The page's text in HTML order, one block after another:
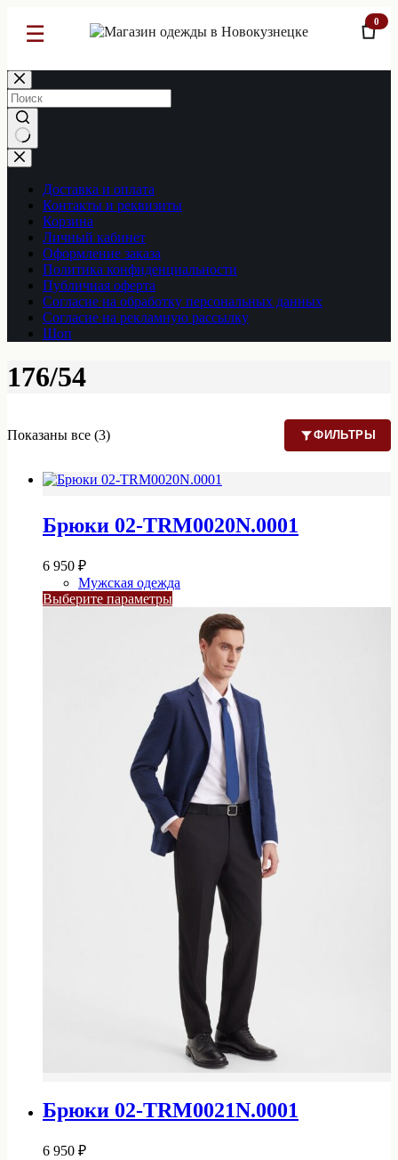
☰ 0
Перейти
к
сути
Ничего
не
найденоДоставка и оплата
Контакты и реквизиты
Корзина
Личный кабинет
Оформление заказа
Политика конфиденциальности
Публичная оферта
Согласие на обработку персональных данных
Согласие на рекламную рассылку
Шоп
176/54
Показаны все (3) ФИЛЬТРЫ
Брюки 02-TRM0020N.0001
6 950 ₽
Мужская одежда
Выберите параметрыЭтот
имеет
несколько
вариаций.
Опции
можно
выбрать
на
странице
товара.
Брюки 02-TRM0021N.0001
6 950 ₽